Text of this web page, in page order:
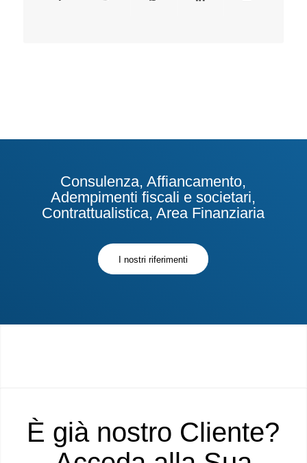
Consulenza, Affiancamento,
Adempimenti fiscali e societari,
Contrattualistica, Area Finanziaria
I nostri riferimenti
È già nostro Cliente?